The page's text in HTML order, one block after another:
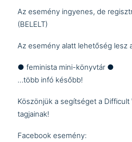
Az esemény ingyenes, de
(BELELT)
Az esemény alatt lehetőség lesz
● feminista mini-könyvtár ●
…több infó később!
Köszönjük a segítséget a Difficult
tagjainak!
Facebook esemény: